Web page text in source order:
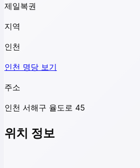
제일복권
지역
인천
인천 명당 보기
주소
인천 서해구 율도로 45
위치 정보